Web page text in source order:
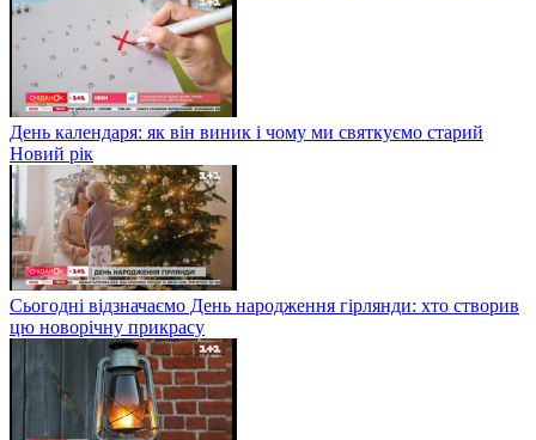
День календаря: як він виник і чому ми святкуємо старий
Новий рік
Сьогодні відзначаємо День народження гірлянди: хто створив
цю новорічну прикрасу